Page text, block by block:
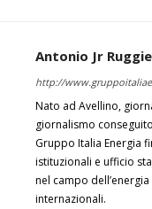
Antonio Jr
http://
Nato ad Avellino,
giornalismo
Gruppo Italia Energia
istituzionali e ufficio
nel campo
internazionali.